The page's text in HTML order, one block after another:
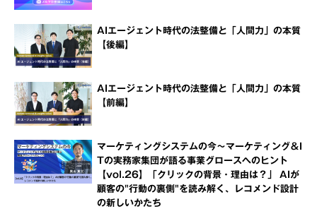
AIエージェント時代の法整備と「人間力」の本質
【後編】
AIエージェント時代の法整備と「人間力」の本質
【前編】
マーケティングシステムの今～マーケティング＆I
Tの実務家集団が語る事業グロースへのヒント
【vol.26】「クリックの背景・理由は？」 AIが
顧客の"行動の裏側"を読み解く、レコメンド設計
の新しいかたち